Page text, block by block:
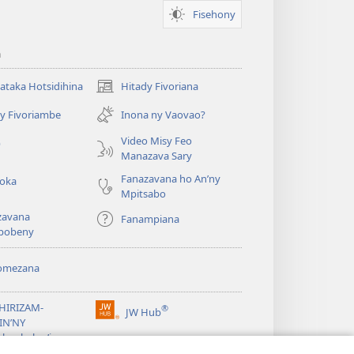
Fisehony
Hotsidihina Hitady Fivoriana
(manokatra
rohy)
Fivoriambe
Inona ny Vaovao?
Video Misy Feo
Manazava Sary
Fanazavana ho An’ny
Mpitsabo
Fanampiana
JW Hub®
(manokatra
rohy)